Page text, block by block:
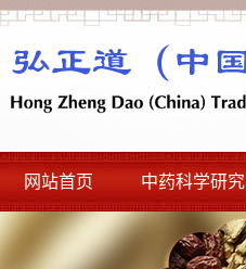
网站首页 中药科学研究